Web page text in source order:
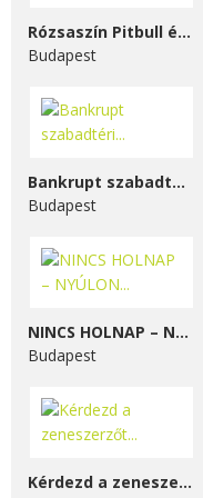
Rózsaszín Pitbull és...
Budapest
Bankrupt szabadtéri...
Budapest
NINCS HOLNAP – NYÚLON...
Budapest
Kérdezd a zeneszerzőt...